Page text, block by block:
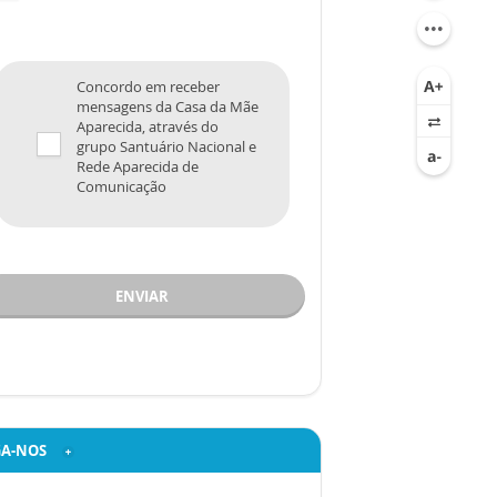
Concordo em receber
mensagens da Casa da Mãe
Aparecida, através do
grupo Santuário Nacional e
Rede Aparecida de
Comunicação
ENVIAR
NOS